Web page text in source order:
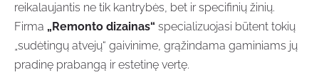
reikalaujantis ne tik kantrybės, bet ir specifinių žinių.
Firma „Remonto dizainas“ specializuojasi būtent tokių
„sudėtingų atvejų“ gaivinime, grąžindama gaminiams jų
pradinę prabangą ir estetinę vertę.